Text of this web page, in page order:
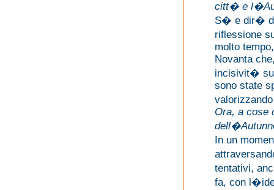
citt� e
S� e dir� di
riflessione
molto
Novanta
incisivit�
sono state
Ora, a cose
In un
tentativi,
fa, con